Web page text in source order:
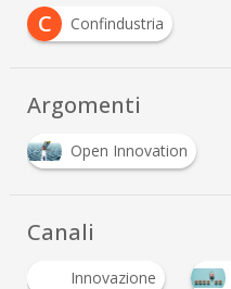
C
Confindustria
Argomenti
Open Innovation
Canali
Innovazione